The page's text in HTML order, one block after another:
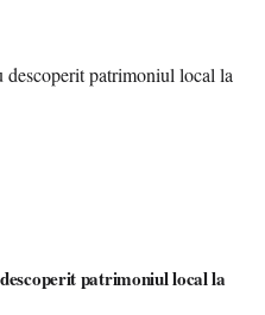
patrimoniul local la